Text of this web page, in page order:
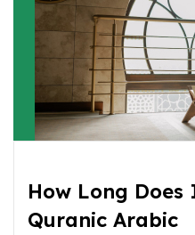
How Long
Quranic Arabic